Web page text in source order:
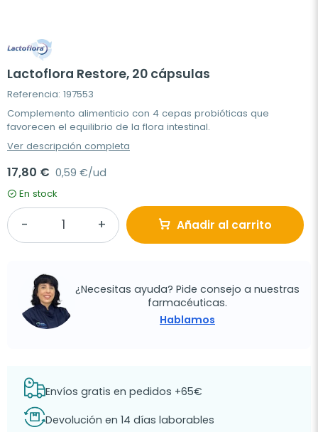
Lactoflora Restore, 20 cápsulas
Referencia: 197553
Complemento alimenticio con 4 cepas probióticas que
favorecen el equilibrio de la flora intestinal.
Ver descripción completa
17,80 € 0,59 €/ud
En stock
Añadir al carrito
¿Necesitas ayuda? Pide consejo a nuestras
farmacéuticas.
Hablamos
Envíos gratis en pedidos +65€
Devolución en 14 días laborables